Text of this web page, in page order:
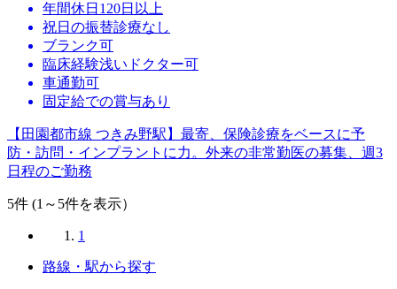
年間休日120日以上
祝日の振替診療なし
ブランク可
臨床経験浅いドクター可
車通勤可
固定給での賞与あり
【田園都市線 つきみ野駅】最寄、保険診療をベースに予
防・訪問・インプラントに力。外来の非常勤医の募集、週3
日程のご勤務
5件 (1～5件を表示）
1
路線・駅から探す